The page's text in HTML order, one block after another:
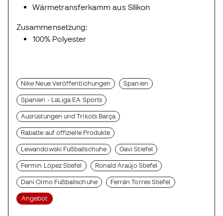
Wärmetransferkamm aus Silikon
Zusammensetzung:
100% Polyester
Nike Neue Veröffentlichungen Spanien
Spanien - LaLiga EA Sports
Ausrüstungen und Trikots Barça
Rabatte auf offizielle Produkte
Lewandowski Fußballschuhe Gavi Stiefel
Fermin López Stiefel Ronald Araújo Stiefel
Dani Olmo Fußballschuhe Ferrán Torres Stiefel
Angebot